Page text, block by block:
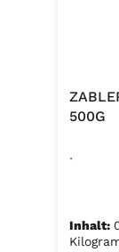
500G
.
Inhalt: